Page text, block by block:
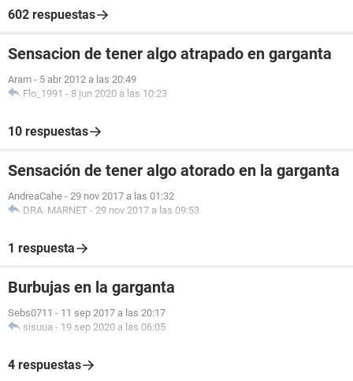
602 respuestas
Sensacion de tener algo atrapado en garganta
Aram - 5 abr 2012 a las 20:49
Flo_1991 - 8 jun 2020 a las 10:23
10 respuestas
Sensación de tener algo atorado en la garganta
AndreaCahe - 29 nov 2017 a las 01:32
DRA. MARNET - 29 nov 2017 a las 09:53
1 respuesta
Burbujas en la garganta
Sebs0711 - 11 sep 2017 a las 20:17
sisuua - 19 sep 2020 a las 06:05
4 respuestas